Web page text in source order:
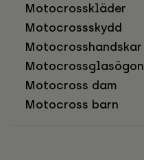
Motocrosskläder
Motocrossskydd
Motocrosshandskar
Motocrossglasögon
Motocross dam
Motocross barn